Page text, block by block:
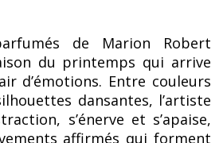
de Marion Robert
du printemps qui arrive
d’émotions. Entre couleurs
dansantes, l’artiste
s’énerve et s’apaise,
affirmés qui forment